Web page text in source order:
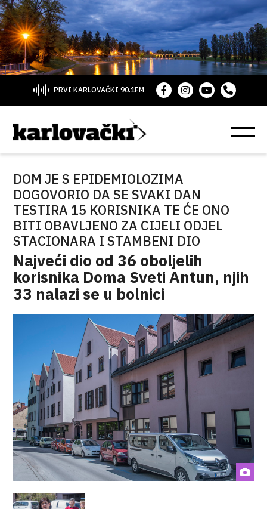
PRVI KARLOVAČKI 90.1FM
DOM JE S EPIDEMIOLOZIMA
DOGOVORIO DA SE SVAKI DAN
TESTIRA 15 KORISNIKA TE ĆE ONO
BITI OBAVLJENO ZA CIJELI ODJEL
STACIONARA I STAMBENI DIO
Najveći dio od 36 oboljelih
korisnika Doma Sveti Antun, njih
33 nalazi se u bolnici